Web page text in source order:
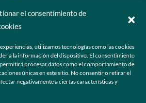
el consentimiento de
utilizamos tecnologías como las cookies
a la información del dispositivo. El consentimiento
procesar datos como el comportamiento de
únicas en este sitio. No consentir o retirar el
negativamente a ciertas características y
7725 (Ventas)
omk.com